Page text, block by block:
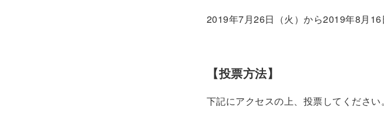
2019年7月26日（火）から2019年8月
【投票方法】
下記にアクセスの上、投票してください。